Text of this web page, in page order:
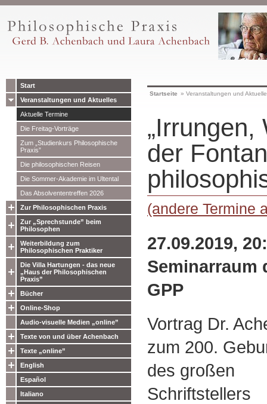
Start
Veranstaltungen und Aktuelles
Aktuelle Termine
Die Freitag-Vorträge
Zum „Studienkurs Philosophische
Praxis”
Die philosophischen Reisen
Die Sommer-Akademie im Ultental
Das Absolvententreffen 2026
Zur Philosophischen Praxis
Zur „Sprechstunde” beim
Philosophen
Weiterbildung zum
Philosophischen Praktiker
Die Villa Hartungen - das neue
„Haus der Philosophischen
Praxis”
Bücher
Online-Shop
Audio-visuelle Medien „online”
Texte von und über Achenbach
Texte „online”
English
Español
Italiano
Startseite » Veranstaltungen und
„Irrungen,
der
(andere Termine
27.09.2019,
Seminarraum
GPP
Vortrag Dr.
zum 200.
des großen
Schriftstellers